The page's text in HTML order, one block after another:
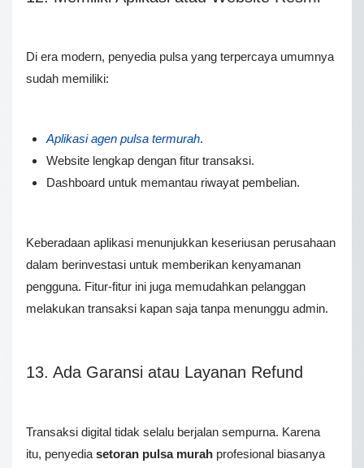
Di era modern, penyedia pulsa yang terpercaya umumnya
sudah memiliki:
Aplikasi agen pulsa termurah.
Website lengkap dengan fitur transaksi.
Dashboard untuk memantau riwayat pembelian.
Keberadaan aplikasi menunjukkan keseriusan perusahaan
dalam berinvestasi untuk memberikan kenyamanan
pengguna. Fitur-fitur ini juga memudahkan pelanggan
melakukan transaksi kapan saja tanpa menunggu admin.
13. Ada Garansi atau Layanan Refund
Transaksi digital tidak selalu berjalan sempurna. Karena
itu, penyedia setoran pulsa murah profesional biasanya